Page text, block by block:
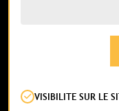
VISIBILITE SUR LE